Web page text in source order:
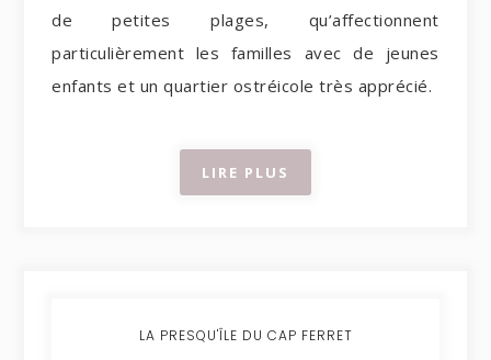
de petites plages, qu’affectionnent
particulièrement les familles avec de jeunes
enfants et un quartier ostréicole très apprécié.
LIRE PLUS
LA PRESQU'ÎLE DU CAP FERRET